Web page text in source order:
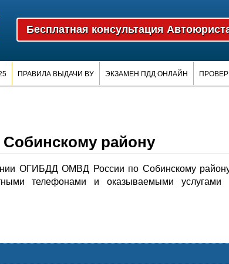
ПРАВИЛА ВЫДАЧИ ВУ ЭКЗАМЕН ПДД ОНЛАЙН
району
ОГИБДД ОМВД России по Собинскому
телефонами и оказываемыми услугами